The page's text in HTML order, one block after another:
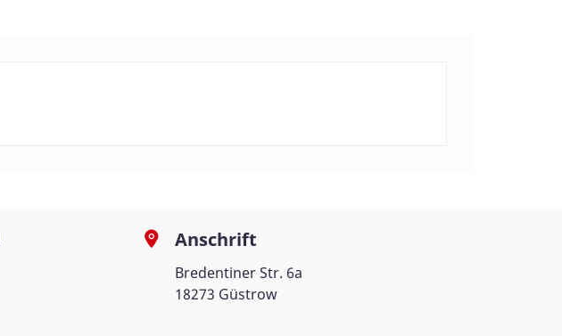
Anschrift
Bredentiner Str. 6a
18273 Güstrow